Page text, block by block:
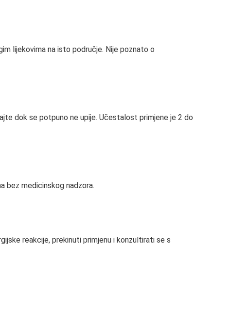
lijekovima na isto područje. Nije poznato o
dok se potpuno ne upije. Učestalost primjene je 2 do
bez medicinskog nadzora.
reakcije, prekinuti primjenu i konzultirati se s